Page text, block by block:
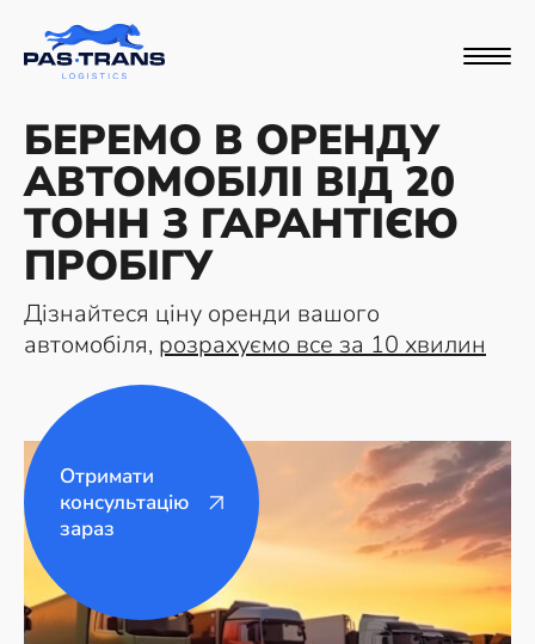
БЕРЕМО В ОРЕНДУ
АВТОМОБІЛІ ВІД 20
ТОНН З ГАРАНТІЄЮ
ПРОБІГУ
Дізнайтеся ціну оренди вашого
автомобіля, розрахуємо все за 10 хвилин
Отримати
консультацію
зараз